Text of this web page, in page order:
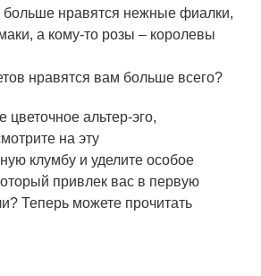
нравятся нежные фиалки,
а кому-то розы – королевы
нравятся вам больше всего?
цветочное альтер-эго,
на эту
клумбу и уделите особое
привлек вас в первую
Теперь можете прочитать